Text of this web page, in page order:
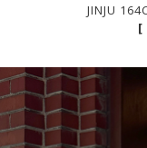
JINJU
[